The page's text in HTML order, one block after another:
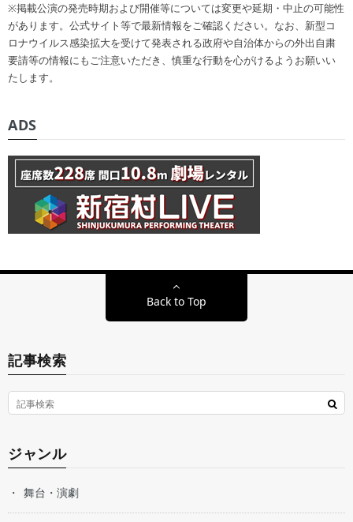
※掲載公演の発売時期および開催等については変更や延期・中止の可能性
があります。公式サイト等で最新情報をご確認ください。なお、新型コ
ロナウイルス感染拡大を受けて発表される政府や自治体からの外出自粛
要請等の情報にもご注意いただき、慎重な行動を心がけるようお願いい
たします。
ADS
Back to Top
記事検索
ジャンル
舞台・演劇